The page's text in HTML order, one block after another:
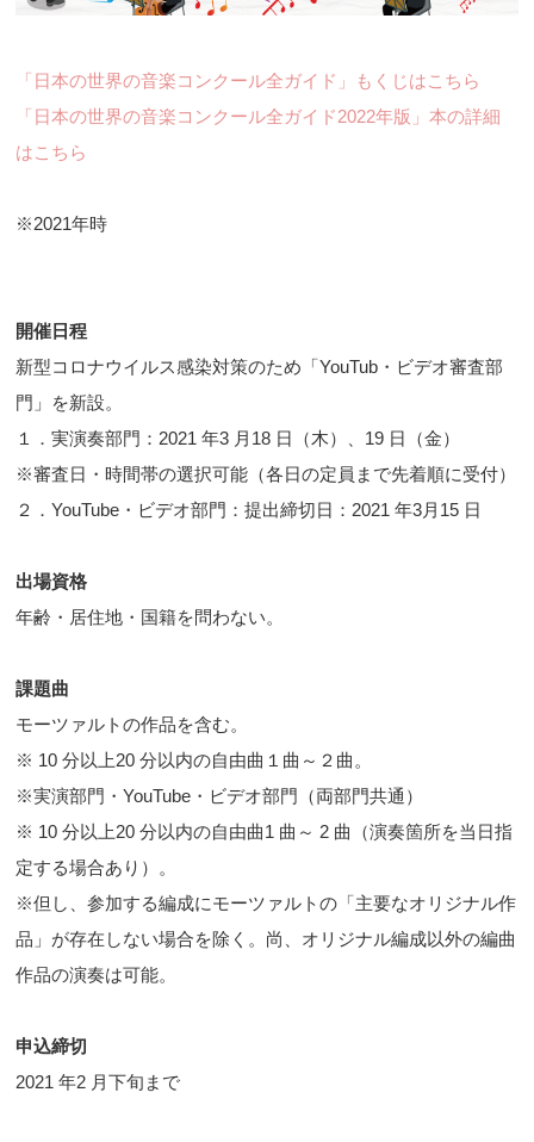
「日本の世界の音楽コンクール全ガイド」もくじはこちら
「日本の世界の音楽コンクール全ガイド2022年版」本の詳細
はこちら
※2021年時
開催日程
新型コロナウイルス感染対策のため「YouTub・ビデオ審査部
門」を新設。
１．実演奏部門：2021 年3 月18 日（木）、19 日（金）
※審査日・時間帯の選択可能（各日の定員まで先着順に受付）
２．YouTube・ビデオ部門：提出締切日：2021 年3月15 日
出場資格
年齢・居住地・国籍を問わない。
課題曲
モーツァルトの作品を含む。
※ 10 分以上20 分以内の自由曲１曲～２曲。
※実演部門・YouTube・ビデオ部門（両部門共通）
※ 10 分以上20 分以内の自由曲1 曲～ 2 曲（演奏箇所を当日指
定する場合あり）。
※但し、参加する編成にモーツァルトの「主要なオリジナル作
品」が存在しない場合を除く。尚、オリジナル編成以外の編曲
作品の演奏は可能。
申込締切
2021 年2 月下旬まで